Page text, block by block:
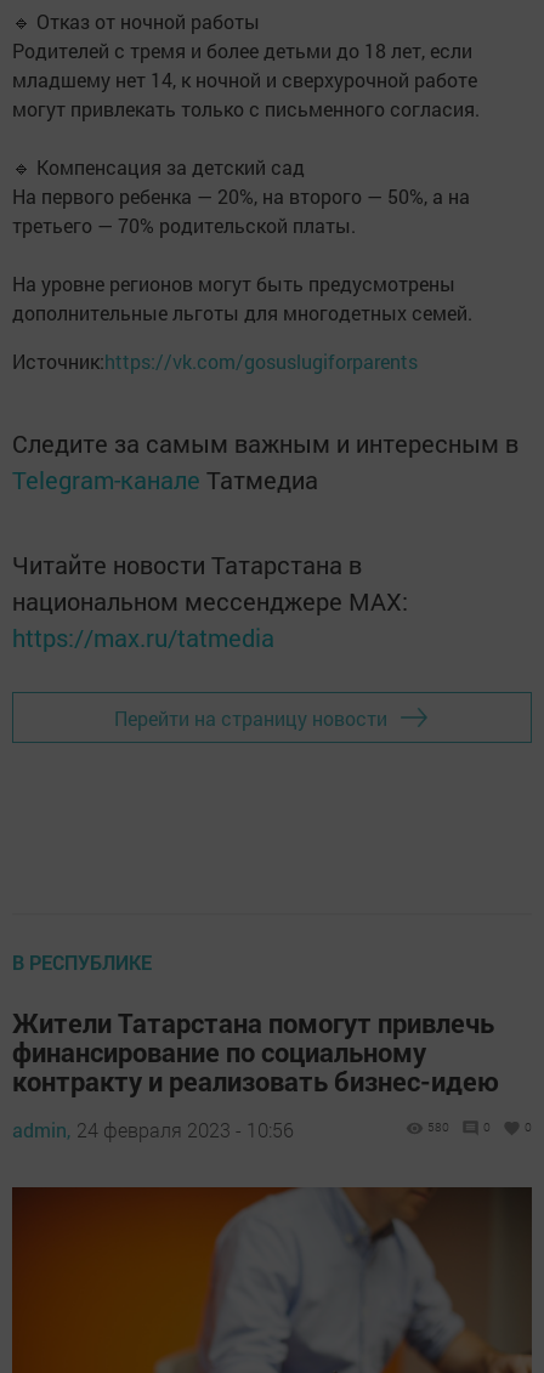
🔹 Отказ от ночной работы
Родителей с тремя и более детьми до 18 лет, если
младшему нет 14, к ночной и сверхурочной работе
могут привлекать только с письменного согласия.
🔹 Компенсация за детский сад
На первого ребенка — 20%, на второго — 50%, а на
третьего — 70% родительской платы.
На уровне регионов могут быть предусмотрены
дополнительные льготы для многодетных семей.
Источник:https://vk.com/gosuslugiforparents
Следите за самым важным и интересным в
Telegram-канале Татмедиа
Читайте новости Татарстана в
национальном мессенджере MАХ:
https://max.ru/tatmedia
Перейти на страницу новости
В РЕСПУБЛИКЕ
Жители Татарстана помогут привлечь
финансирование по социальному
контракту и реализовать бизнес-идею
admin, 24 февраля 2023 - 10:56 580 0 0